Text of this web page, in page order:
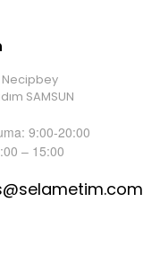
Necipbey
SAMSUN
9:00-20:00
– 15:00